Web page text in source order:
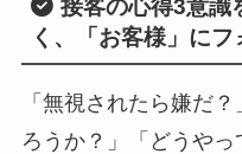
接客の心得3意識
く、「お客様」に
「無視されたら嫌だ
ろうか？」「どうやっ